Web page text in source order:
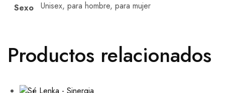
Sexo Unisex, para hombre, para mujer
Productos relacionados